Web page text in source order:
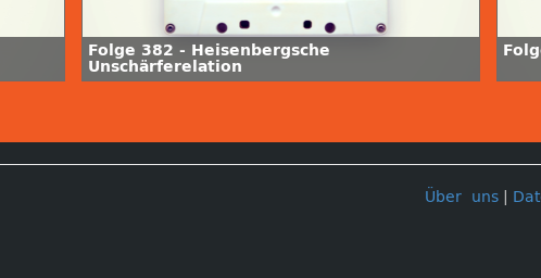
Folge 382 - Heisenbergsche
Unschärferelation
Über uns